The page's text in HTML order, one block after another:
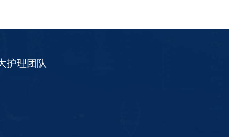
护理团队